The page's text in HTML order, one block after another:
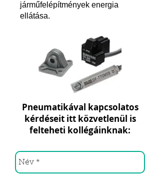
járműfelépítmények energia
ellátása.
Pneumatikával kapcsolatos
kérdéseit itt közvetlenül is
felteheti kollégáinknak: